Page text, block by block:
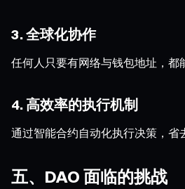
3. 全球化协作
任何人只要有网络与钱包地址，都
4. 高效率的执行机制
通过智能合约自动化执行决策，省
五、DAO 面临的挑战